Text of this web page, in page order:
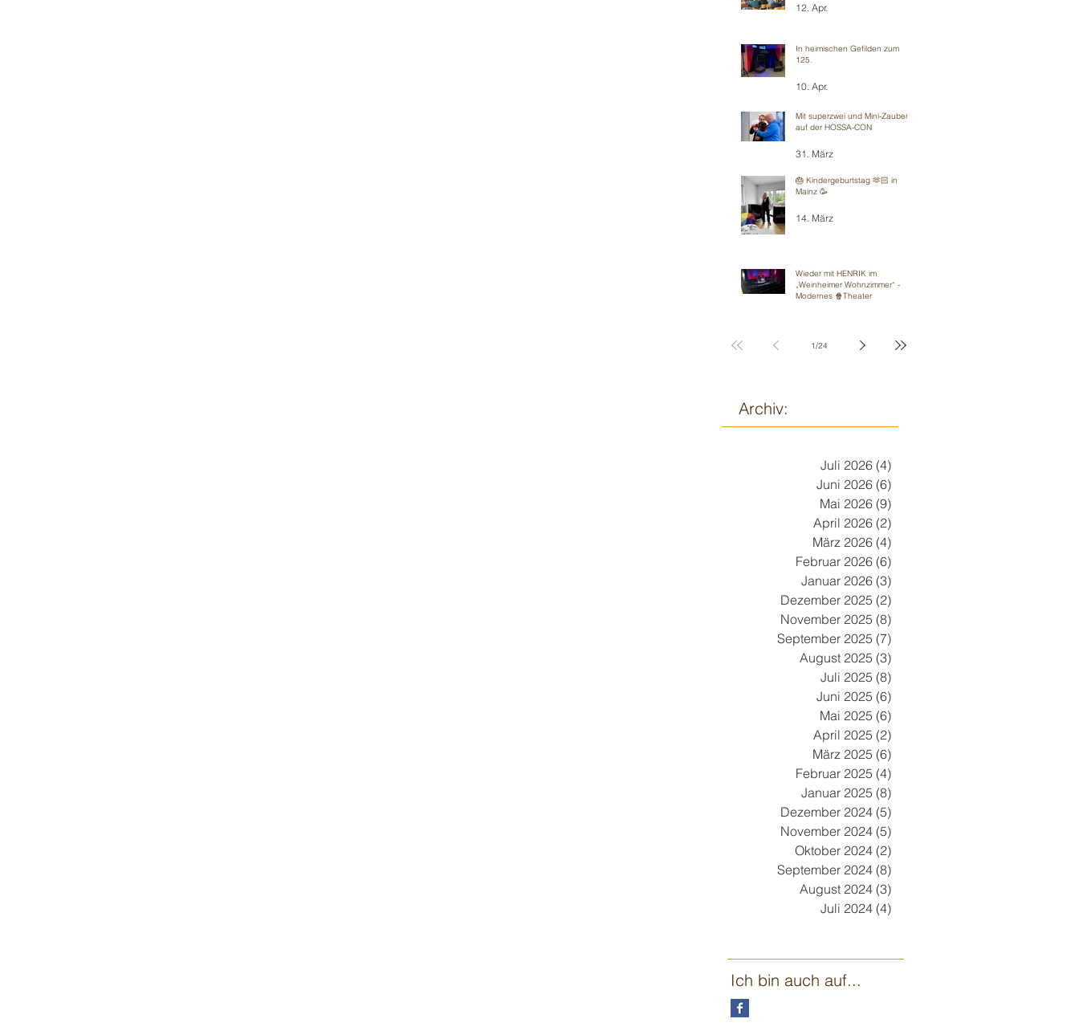
12. Apr.
In heimischen Gefilden zum
125.
10. Apr.
Mit superzwei und Mini-Zauberei
auf der HOSSA-CON
31. März
🎂 Kindergeburtstag 🫶🏻 in
Mainz 🥳
14. März
Wieder mit HENRIK im
„Weinheimer Wohnzimmer“ -
Modernes 🍿Theater
1/24
Archiv:
Juli 2026 (4)
Juni 2026 (6)
Mai 2026 (9)
April 2026 (2)
März 2026 (4)
Februar 2026 (6)
Januar 2026 (3)
Dezember 2025 (2)
November 2025 (8)
September 2025 (7)
August 2025 (3)
Juli 2025 (8)
Juni 2025 (6)
Mai 2025 (6)
April 2025 (2)
März 2025 (6)
Februar 2025 (4)
Januar 2025 (8)
Dezember 2024 (5)
November 2024 (5)
Oktober 2024 (2)
September 2024 (8)
August 2024 (3)
Juli 2024 (4)
Ich bin auch auf...